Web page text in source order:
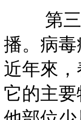
第三，
播。病
近年來
它的主